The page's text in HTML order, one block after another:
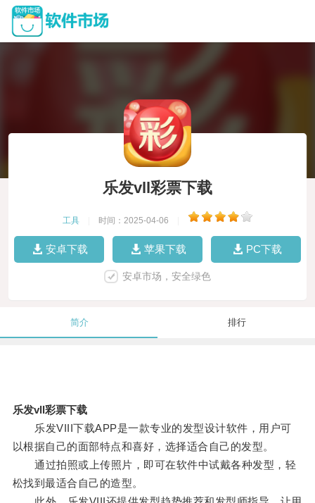
乐发vll彩票下载
工具 时间：2025-04-06
安卓下载 苹果下载 PC下载
安卓市场，安全绿色
简介 排行
乐发vll彩票下载
乐发VIII下载APP是一款专业的发型设计软件，用户可
以根据自己的面部特点和喜好，选择适合自己的发型。
通过拍照或上传照片，即可在软件中试戴各种发型，轻
松找到最适合自己的造型。